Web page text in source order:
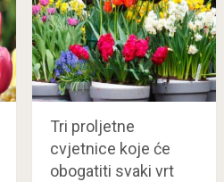
Tri proljetne
cvjetnice koje će
obogatiti svaki vrt